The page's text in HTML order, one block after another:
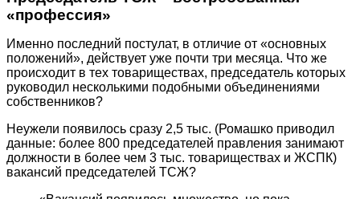
«профессия»
Именно последний постулат, в отличие от «основных
положений», действует уже почти три месяца. Что же
происходит в тех товариществах, председатель которых
руководил несколькими подобными объединениями
собственников?
Неужели появилось сразу 2,5 тыс. (Ромашко приводил
данные: более 800 председателей правления занимают
должности в более чем 3 тыс. товариществах и ЖСПК)
вакансий председателей ТСЖ?